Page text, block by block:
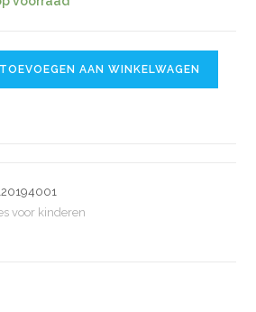
TOEVOEGEN AAN WINKELWAGEN
voor kinderen